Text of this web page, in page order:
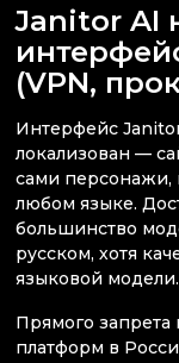
Janitor AI
(VPN,
Интерфейс
локализован —
сами персонажи,
любом языке.
большинство
русском, хотя
языковой модели.
Прямого
платформ в